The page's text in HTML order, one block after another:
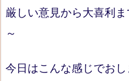
厳しい意見から大喜利
～
今日はこんな感じでお